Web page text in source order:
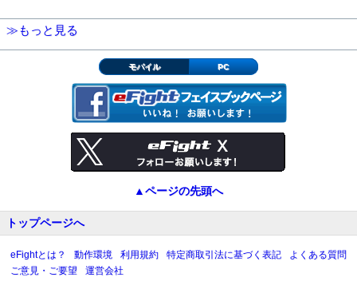
≫もっと見る
モバイル PC
▲ページの先頭へ
トップページへ
eFightとは？ 動作環境 利用規約 特定商取引法に基づく表記
よくある質問
ご意見・ご要望
運営会社